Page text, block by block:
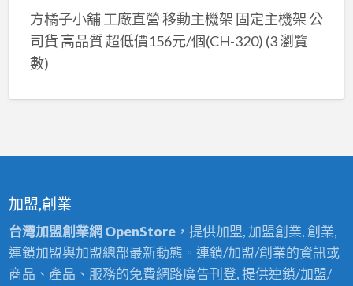
方橘子小舖 工廠直營 移動主機架 固定主機架 公
司貨 高品質 超低價156元/個(CH-320) (3 瀏覽
數)
加盟,創業
台灣加盟創業網 OpenStore，提供加盟, 加盟創業, 創業,
連鎖加盟與加盟總部最新動態。連鎖/加盟/創業的資訊或
商品、產品、服務的免費網路廣告刊登, 提供連鎖/加盟/